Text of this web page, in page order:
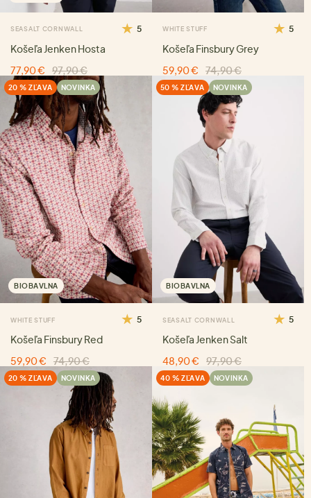
SEASALT CORNWALL 5
Košeľa Jenken Hosta
77,90 €
97,90 €
WHITE STUFF 5
Košeľa Finsbury Grey
59,90 €
74,90 €
20 % ZĽAVA NOVINKA
BIOBAVLNA
WHITE STUFF 5
Košeľa Finsbury Red
59,90 €
74,90 €
50 % ZĽAVA NOVINKA
BIOBAVLNA
SEASALT CORNWALL 5
Košeľa Jenken Salt
48,90 €
97,90 €
20 % ZĽAVA NOVINKA 40 % ZĽAVA NOVINKA